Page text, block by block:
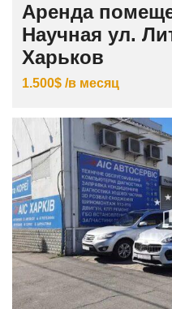
Аренда
Научная ул.
Харьков
1.500$ /в месяц